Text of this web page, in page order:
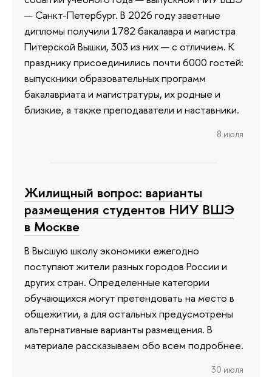
— Санкт-Петербург. В 2026 году заветные
дипломы получили 1782 бакалавра и магистра
Питерской Вышки, 303 из них — с отличием. К
празднику присоединились почти 6000 гостей:
выпускники образовательных программ
бакалавриата и магистратуры, их родные и
близкие, а также преподаватели и наставники.
8 июля
Жилищный вопрос: варианты
размещения студентов НИУ ВШЭ
в Москве
В Высшую школу экономики ежегодно
поступают жители разных городов России и
других стран. Определенные категории
обучающихся могут претендовать на место в
общежитии, а для остальных предусмотрены
альтернативные варианты размещения. В
материале рассказываем обо всем подробнее.
30 июля